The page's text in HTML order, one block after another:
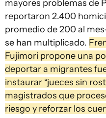
mayores problemas de
reportaron 2.400
promedio de 200 al
se han multiplicado.
Fujimori propone una
deportar a migrantes
instaurar “jueces sin
magistrados que
riesgo y reforzar los